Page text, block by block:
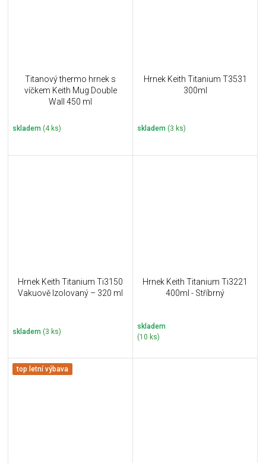
Titanový thermo hrnek s
víčkem Keith Mug Double
Wall 450 ml
skladem (4 ks)
Hrnek Keith Titanium T3531
300ml
skladem (3 ks)
Hrnek Keith Titanium Ti3150
Vakuově Izolovaný – 320 ml
skladem (3 ks)
Hrnek Keith Titanium Ti3221
400ml - Stříbrný
skladem
(10 ks)
top letní výbava